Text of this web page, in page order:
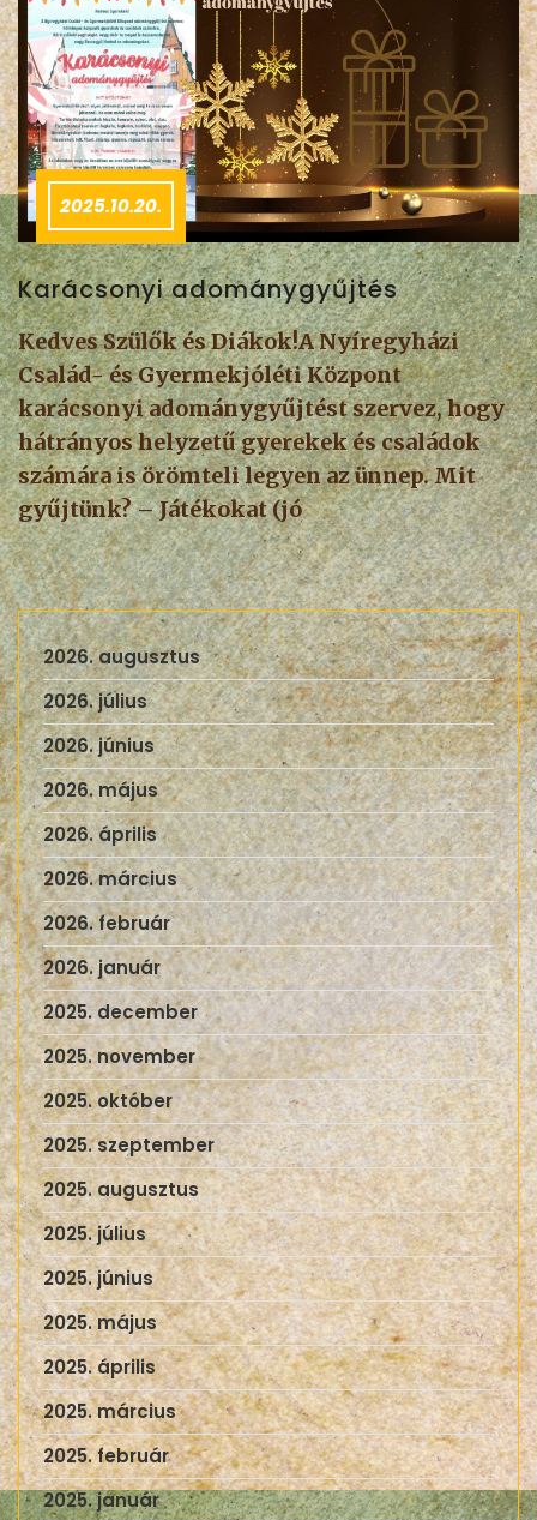
2025.10.20.
Karácsonyi adománygyűjtés
Kedves Szülők és Diákok!A Nyíregyházi
Család- és Gyermekjóléti Központ
karácsonyi adománygyűjtést szervez, hogy
hátrányos helyzetű gyerekek és családok
számára is örömteli legyen az ünnep. Mit
gyűjtünk? – Játékokat (jó
2026. augusztus
2026. július
2026. június
2026. május
2026. április
2026. március
2026. február
2026. január
2025. december
2025. november
2025. október
2025. szeptember
2025. augusztus
2025. július
2025. június
2025. május
2025. április
2025. március
2025. február
2025. január